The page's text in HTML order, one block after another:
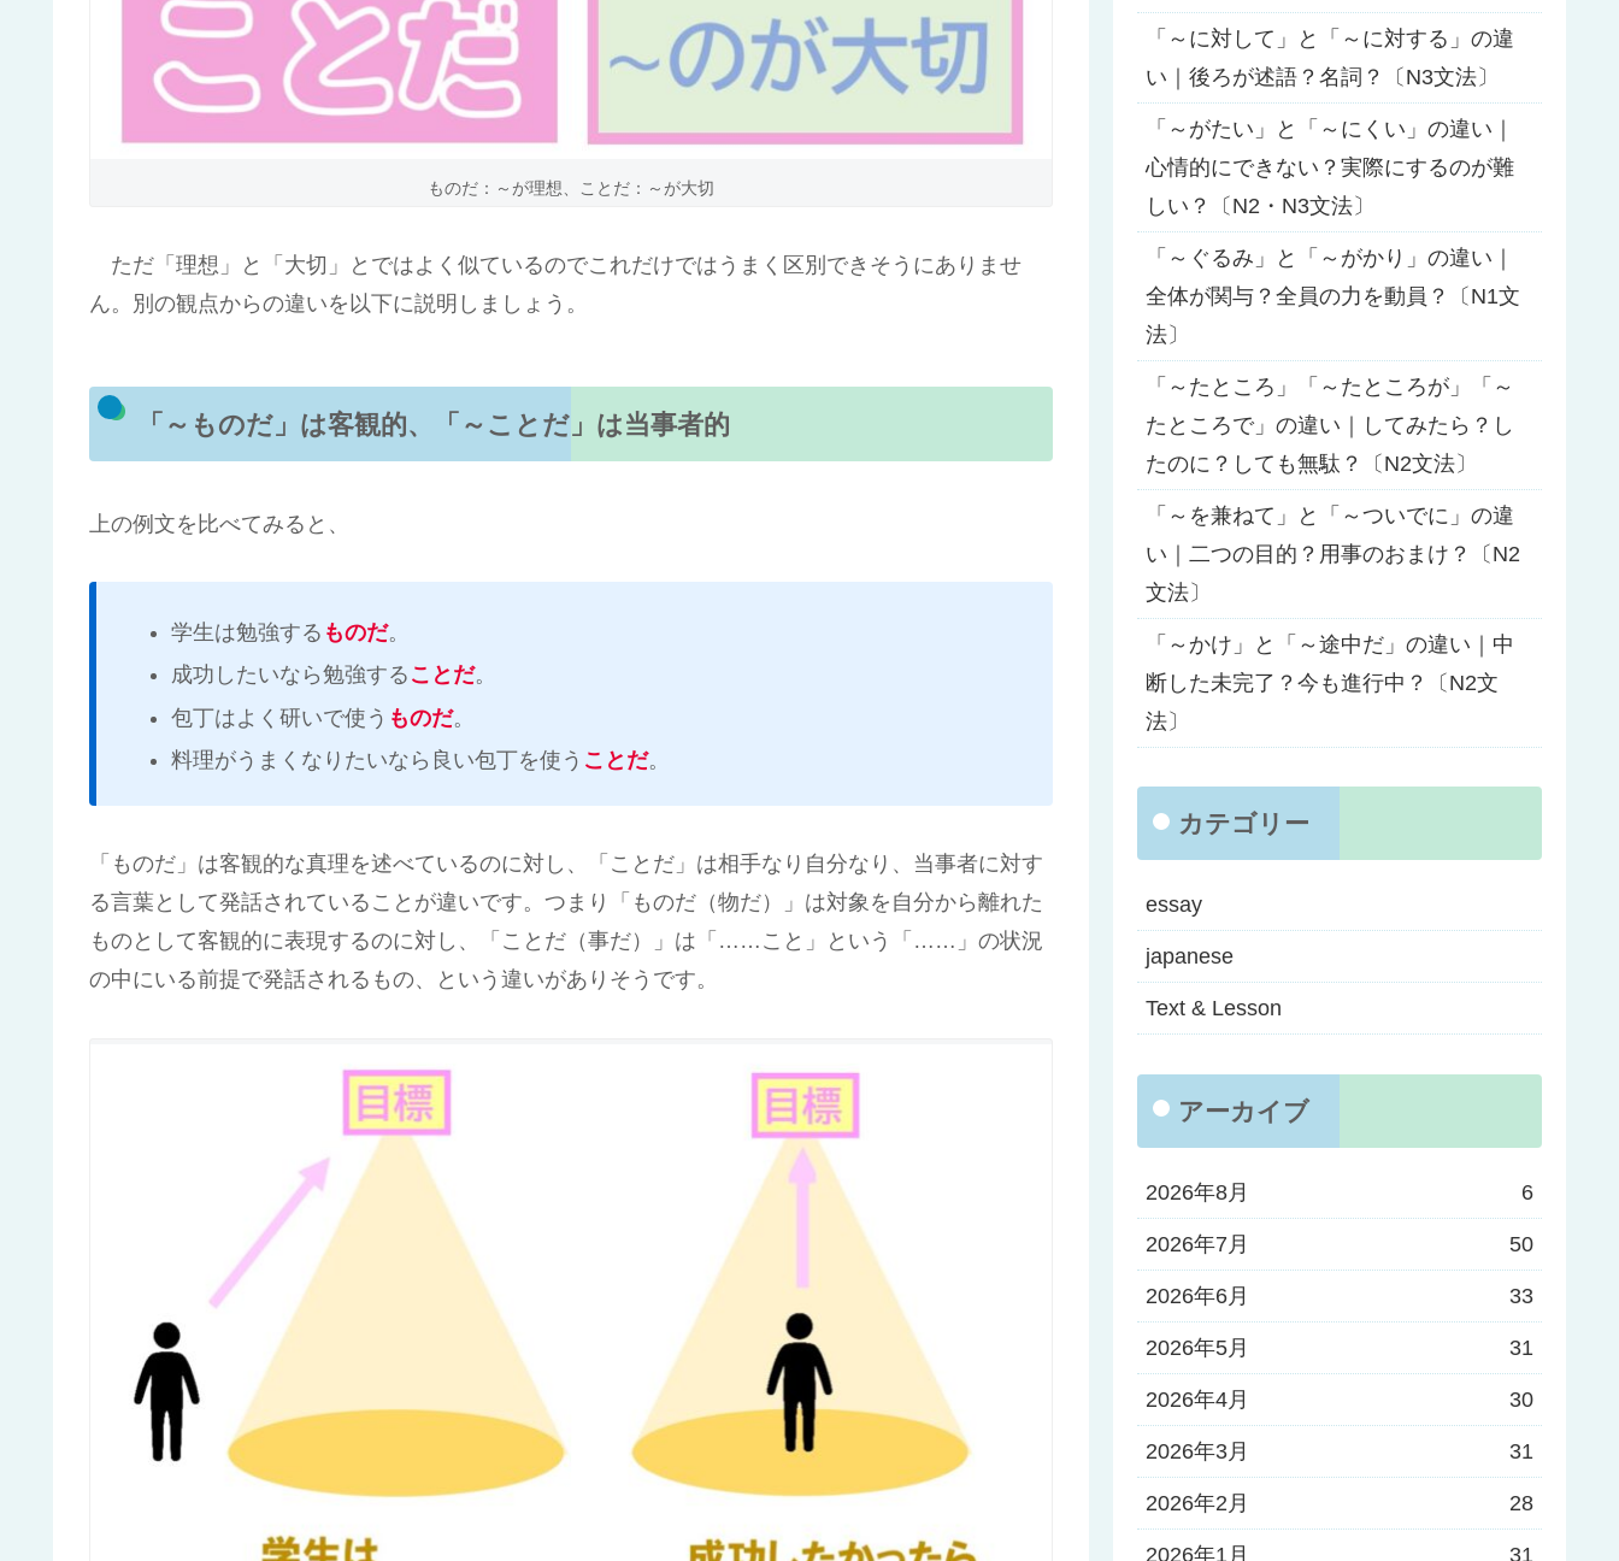
ものだ：～が理想、ことだ：～が大切
ただ「理想」と「大切」とではよく似ているのでこれだけではうまく区別できそうにありませ
ん。別の観点からの違いを以下に説明しましょう。
「～ものだ」は客観的、「～ことだ」は当事者的
上の例文を比べてみると、
学生は勉強する ものだ。
成功したいなら勉強する ことだ。
包丁はよく研いで使う ものだ。
料理がうまくなりたいなら良い包丁を使う ことだ。
「ものだ」は客観的な真理を述べているのに対し、「ことだ」は相手なり自分なり、当事者に対す
る言葉として発話されていることが違いです。つまり「ものだ（物だ）」は対象を自分から離れた
ものとして客観的に表現するのに対し、「ことだ（事だ）」は「……こと」という「……」の状況
の中にいる前提で発話されるもの、という違いがありそうです。
「～に対して」と「～に対する」の違
い｜後ろが述語？名詞？〔N3文法〕
「～がたい」と「～にくい」の違い｜
心情的にできない？実際にするのが難
しい？〔N2・N3文法〕
「～ぐるみ」と「～がかり」の違い｜
全体が関与？全員の力を動員？〔N1文
法〕
「～たところ」「～たところが」「～
たところで」の違い｜してみたら？し
たのに？しても無駄？〔N2文法〕
「～を兼ねて」と「～ついでに」の違
い｜二つの目的？用事のおまけ？〔N2
文法〕
「～かけ」と「～途中だ」の違い｜中
断した未完了？今も進行中？〔N2文
法〕
カテゴリー
essay
japanese
Text & Lesson
アーカイブ
2026年8月 6
2026年7月 50
2026年6月 33
2026年5月 31
2026年4月 30
2026年3月 31
2026年2月 28
2026年1月 31